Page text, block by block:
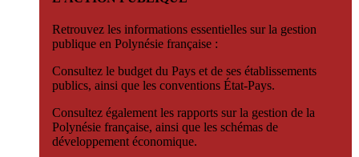
Retrouvez les informations essentielles sur la gestion
publique en Polynésie française :
Consultez le budget du Pays et de ses établissements
publics, ainsi que les conventions État-Pays.
Consultez également les rapports sur la gestion de la
Polynésie française, ainsi que les schémas de
développement économique.